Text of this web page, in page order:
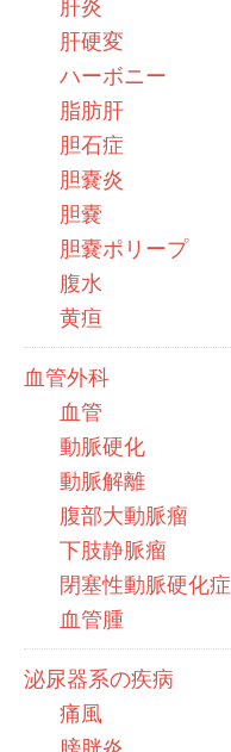
肝炎
肝硬変
ハーボニー
脂肪肝
胆石症
胆嚢炎
胆嚢
胆嚢ポリープ
腹水
黄疸
血管外科
血管
動脈硬化
動脈解離
腹部大動脈瘤
下肢静脈瘤
閉塞性動脈硬化症
血管腫
泌尿器系の疾病
痛風